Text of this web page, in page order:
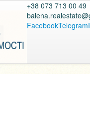
+38 073 713 00 49
FacebookTelegram